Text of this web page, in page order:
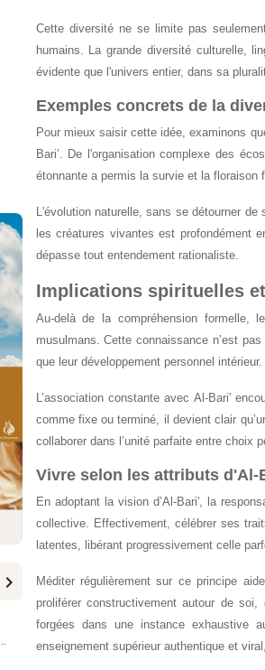
Speedeen - Apprends des...

Cette diversité ne se limite pas
humains. La grande diversité culturelle,
évidente que l'univers entier, dans sa
Exemples concrets de la
Pour mieux saisir cette idée, examinons
Bari’. De l'organisation complexe des
étonnante a permis la survie et la floraison
L'évolution naturelle, sans se détourner
les créatures vivantes est profondément
dépasse tout entendement rationaliste.
Implications spirituelles
Au-delà de la compréhension formelle,
musulmans. Cette connaissance n’est
que leur développement personnel intérieur.
L’association constante avec Al-Bari'
comme fixe ou terminé, il devient clair
collaborer dans l’unité parfaite entre choix
Vivre selon les attributs d'Al-
En adoptant la vision d’Al-Bari', la
collective. Effectivement, célébrer ses
latentes, libérant progressivement celle
Méditer régulièrement sur ce principe
proliférer constructivement autour de soi,
forgées dans une instance exhaustive
enseignement supérieur authentique et